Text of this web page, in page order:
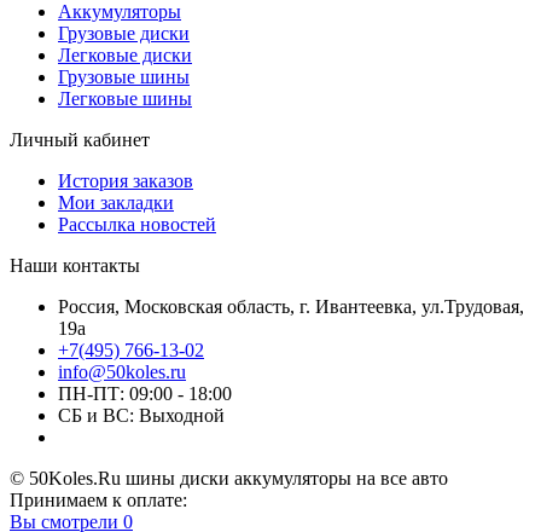
Аккумуляторы
Грузовые диски
Легковые диски
Грузовые шины
Легковые шины
Личный кабинет
История заказов
Мои закладки
Рассылка новостей
Наши контакты
Россия, Московская область, г. Ивантеевка, ул.Трудовая,
19а
+7(495) 766-13-02
info@50koles.ru
ПН-ПТ: 09:00 - 18:00
СБ и ВС: Выходной
© 50Koles.Ru шины диски аккумуляторы на все авто
Принимаем к оплате:
Вы смотрели 0